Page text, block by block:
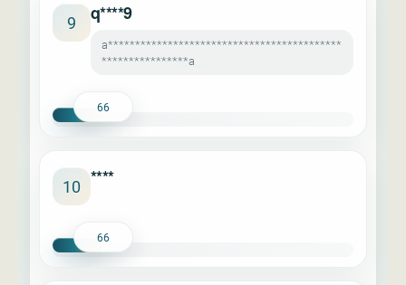
9 q****9
a*******************************************
****************a
66
10 ****
66